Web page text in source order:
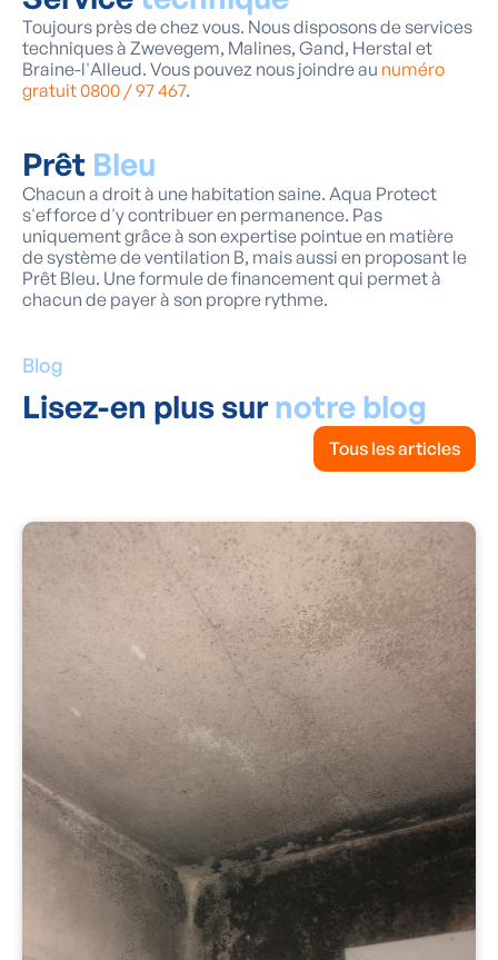
Toujours près de chez vous. Nous disposons de services
techniques à Zwevegem, Malines, Gand, Herstal et
Braine-l'Alleud. Vous pouvez nous joindre au numéro
gratuit 0800 / 97 467.
Prêt Bleu
Chacun a droit à une habitation saine. Aqua Protect
s'efforce d'y contribuer en permanence. Pas
uniquement grâce à son expertise pointue en matière
de système de ventilation B, mais aussi en proposant le
Prêt Bleu. Une formule de financement qui permet à
chacun de payer à son propre rythme.
Blog
Lisez-en plus surnotre blog
Tous les articles